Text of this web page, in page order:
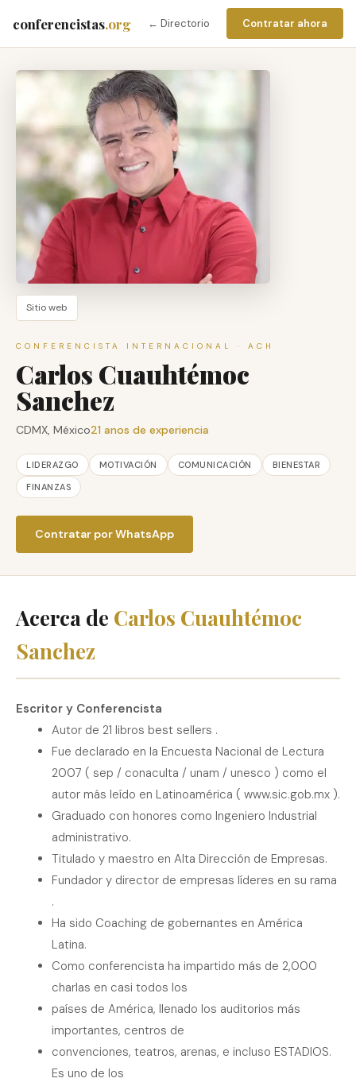
conferencistas.org ← Directorio Contratar ahora
Sitio web
CONFERENCISTA INTERNACIONAL · ACH
Carlos Cuauhtémoc
Sanchez
CDMX, México21 anos de experiencia
LIDERAZGO MOTIVACIÓN COMUNICACIÓN
BIENESTAR
FINANZAS
Contratar por WhatsApp
Acerca de Carlos Cuauhtémoc
Sanchez
Escritor y Conferencista
Autor de 21 libros best sellers .
Fue declarado en la Encuesta Nacional de Lectura
2007 ( sep / conaculta / unam / unesco ) como el
autor más leído en Latinoamérica ( www.sic.gob.mx ).
Graduado con honores como Ingeniero Industrial
administrativo.
Titulado y maestro en Alta Dirección de Empresas.
Fundador y director de empresas líderes en su rama
.
Ha sido Coaching de gobernantes en América
Latina.
Como conferencista ha impartido más de 2,000
charlas en casi todos los
países de América, llenado los auditorios más
importantes, centros de
convenciones, teatros, arenas, e incluso ESTADIOS.
Es uno de los